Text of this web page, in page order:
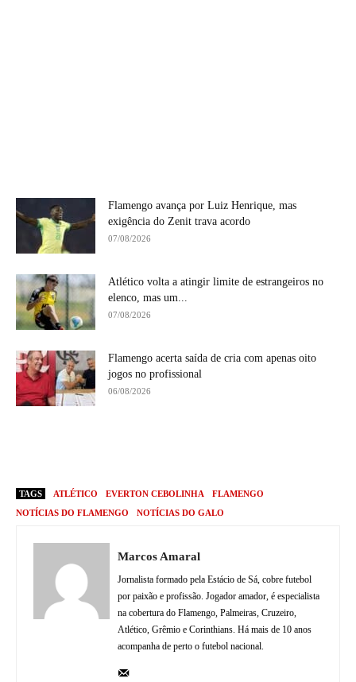
Flamengo avança por Luiz Henrique, mas
exigência do Zenit trava acordo
07/08/2026
Atlético volta a atingir limite de estrangeiros no
elenco, mas um...
07/08/2026
Flamengo acerta saída de cria com apenas oito
jogos no profissional
06/08/2026
TAGS ATLÉTICO EVERTON CEBOLINHA
FLAMENGO
NOTÍCIAS DO FLAMENGO
NOTÍCIAS DO GALO
Marcos Amaral
Jornalista formado pela Estácio de Sá, cobre futebol
por paixão e profissão. Jogador amador, é especialista
na cobertura do Flamengo, Palmeiras, Cruzeiro,
Atlético, Grêmio e Corinthians. Há mais de 10 anos
acompanha de perto o futebol nacional.